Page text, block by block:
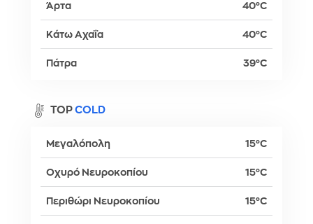
Άρτα 40°C
Κάτω Αχαΐα 40°C
Πάτρα 39°C
TOP COLD
Μεγαλόπολη 15°C
Οχυρό Νευροκοπίου 15°C
Περιθώρι Νευροκοπίου 15°C